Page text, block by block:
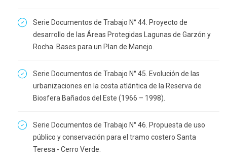
Serie Documentos de Trabajo N° 44. Proyecto de
desarrollo de las Áreas Protegidas Lagunas de Garzón y
Rocha. Bases para un Plan de Manejo.
Serie Documentos de Trabajo N° 45. Evolución de las
urbanizaciones en la costa atlántica de la Reserva de
Biosfera Bañados del Este (1966 – 1998).
Serie Documentos de Trabajo N° 46. Propuesta de uso
público y conservación para el tramo costero Santa
Teresa - Cerro Verde.